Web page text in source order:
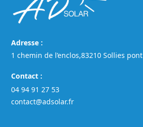
Adresse :
1 chemin de l’enclos,83210 Sollies pont
Contact :
04 94 91 27 53
contact@adsolar.fr